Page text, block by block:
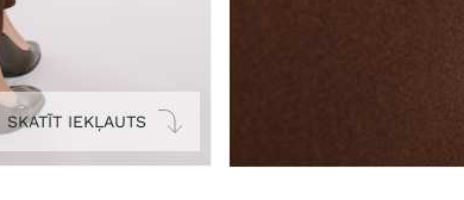
SKATĪT IEKĻAUTS